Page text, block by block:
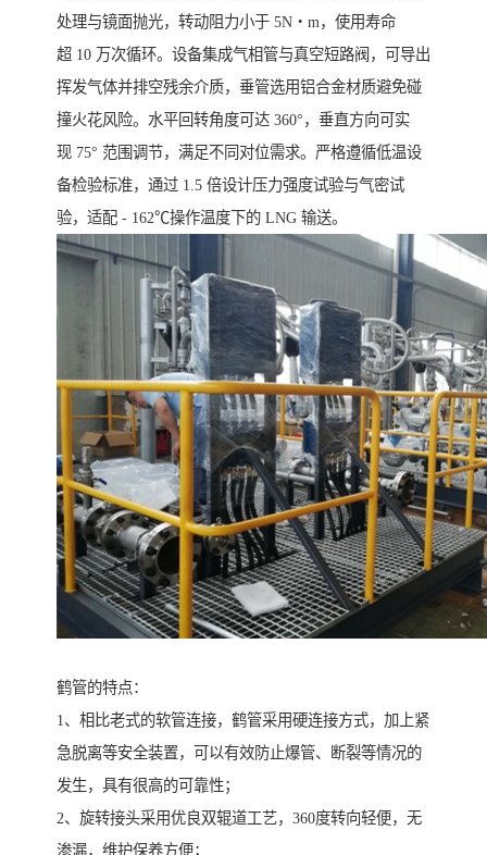
处理与镜面抛光，转动阻力小于 5N・m，使用寿命
超 10 万次循环。设备集成气相管与真空短路阀，可导出
挥发气体并排空残余介质，垂管选用铝合金材质避免碰
撞火花风险。水平回转角度可达 360°，垂直方向可实
现 75° 范围调节，满足不同对位需求。严格遵循低温设
备检验标准，通过 1.5 倍设计压力强度试验与气密试
验，适配 - 162℃操作温度下的 LNG 输送。
鹤管的特点：
1、相比老式的软管连接，鹤管采用硬连接方式，加上紧
急脱离等安全装置，可以有效防止爆管、断裂等情况的
发生，具有很高的可靠性；
2、旋转接头采用优良双辊道工艺，360度转向轻便，无
渗漏，维护保养方便；